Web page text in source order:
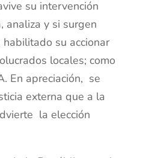
su intervención
analiza y si surgen
su accionar
locales; como
En apreciación, se
externa que a la
la elección